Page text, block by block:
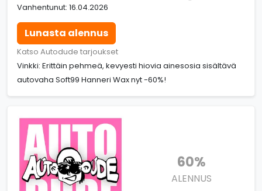
Vanhentunut: 16.04.2026
Lunasta alennus
Katso Autodude tarjoukset
Vinkki: Erittäin pehmeä, kevyesti hiovia ainesosia sisältävä
autovaha Soft99 Hanneri Wax nyt -60%!
60%
ALENNUS